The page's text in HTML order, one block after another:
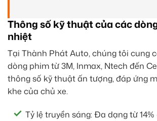
Thông số kỹ thuật của các
nhiệt
Tại Thành Phát Auto, chúng tôi cung
dòng phim từ 3M, Inmax, Ntech đến
thông số kỹ thuật ấn tượng, đáp ứng
khe của chủ xe.
Tỷ lệ truyền sáng: Đa dạng từ